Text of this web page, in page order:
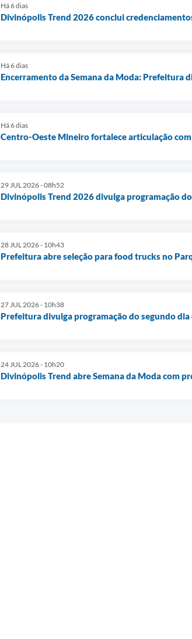
Há 6 dias
Divinópolis Trend 2026 conclui
Há 6 dias
Encerramento da Semana da Moda: Prefeitura
Há 6 dias
Centro-Oeste Mineiro fortalece articulação
29 JUL 2026 - 08h52
Divinópolis Trend 2026 divulga programação
28 JUL 2026 - 10h43
Prefeitura abre seleção para food trucks no
27 JUL 2026 - 10h38
Prefeitura divulga programação do segundo
24 JUL 2026 - 10h20
Divinópolis Trend abre Semana da Moda com